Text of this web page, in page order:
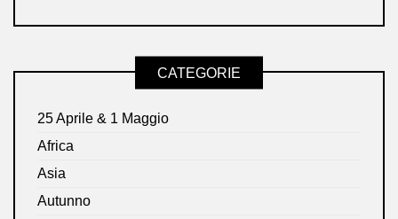
CATEGORIE
25 Aprile & 1 Maggio
Africa
Asia
Autunno